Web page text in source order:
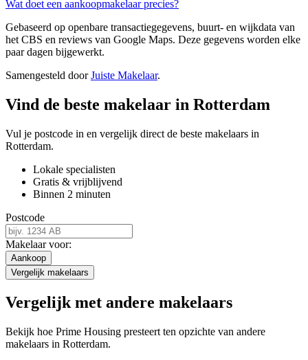
Wat doet een aankoopmakelaar precies?
Gebaseerd op openbare transactiegegevens, buurt- en wijkdata van
het CBS en reviews van Google Maps. Deze gegevens worden elke
paar dagen bijgewerkt.
Samengesteld doorJuiste Makelaar.
Vind de beste makelaar in Rotterdam
Vul je postcode in en vergelijk direct de beste makelaars in
Rotterdam.
Lokale specialisten
Gratis & vrijblijvend
Binnen 2 minuten
Postcode
Makelaar voor:
Aankoop
Vergelijk makelaars
Vergelijk met andere makelaars
Bekijk hoe Prime Housing presteert ten opzichte van andere
makelaars in Rotterdam.